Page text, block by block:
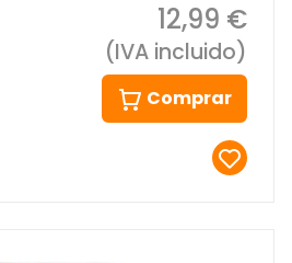
12,99 €
(IVA incluido)
Comprar